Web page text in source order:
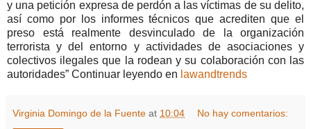
y una petición expresa de perdón a las víctimas de su delito,
así como por los informes técnicos que acrediten que el
preso está realmente desvinculado de la organización
terrorista y del entorno y actividades de asociaciones y
colectivos ilegales que la rodean y su colaboración con las
autoridades” Continuar leyendo en lawandtrends
Virginia Domingo de la Fuente at 10:04 No hay comentarios: